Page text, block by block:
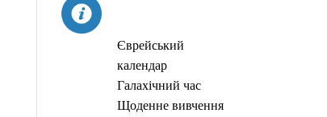
Єврейський
календар
Галахічний час
Щоденне вивчення